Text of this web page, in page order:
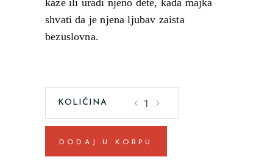
shvati da je njena ljubav zaista
bezuslovna.
došla
dobra
DODAJ U KORPU